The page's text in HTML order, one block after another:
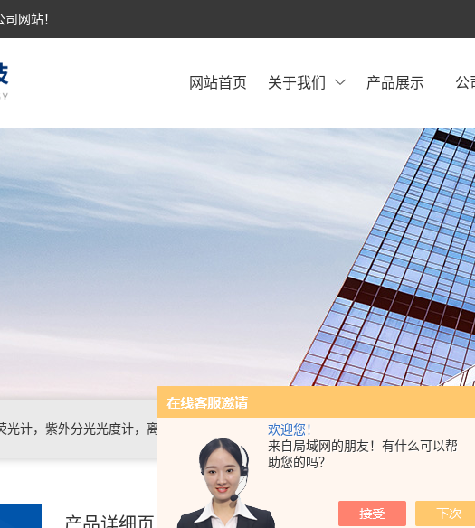
欢迎您！
来自局域网的朋友！有什么可以帮
助您的吗？
网站！
网站首页 关于我们 产品展示 公
光计，紫外分光光度计，离心机，电泳仪电泳槽，化学发光
你的位置： >产品展示 生命科学